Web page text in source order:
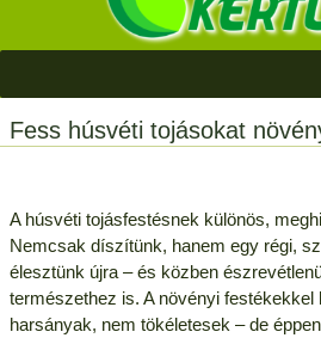
Fess húsvéti tojásokat
A húsvéti tojásfestésnek különös,
Nemcsak díszítünk, hanem egy régi,
élesztünk újra – és közben
természethez is. A növényi festékekkel
harsányak, nem tökéletesek – de